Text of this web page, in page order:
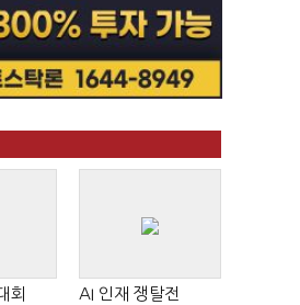
회 AI 인재 쟁탈전